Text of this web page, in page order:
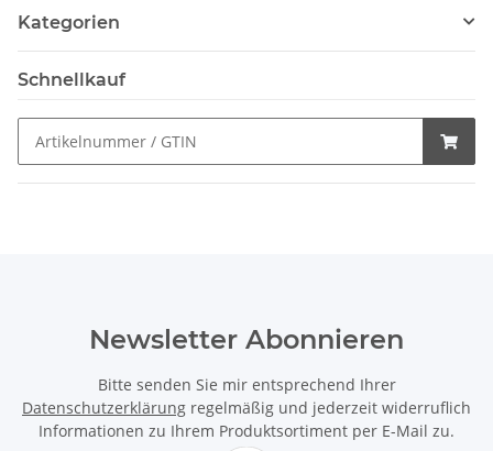
Kategorien
Schnellkauf
Newsletter Abonnieren
Bitte senden Sie mir entsprechend Ihrer
Datenschutzerklärung regelmäßig und jederzeit widerruflich
Informationen zu Ihrem Produktsortiment per E-Mail zu.